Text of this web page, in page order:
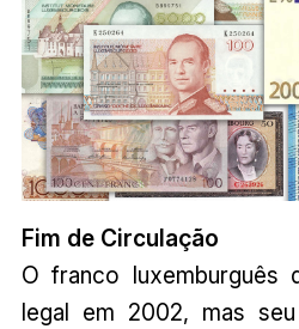
Fim de Circulação
O franco luxemburguês
legal em 2002, mas